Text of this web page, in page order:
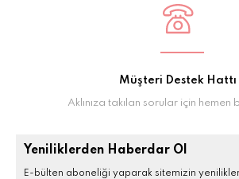
Müşteri Destek Hattı
Aklınıza takılan sorular için hemen
Yeniliklerden Haberdar Ol
E-bülten aboneliği yaparak sitemizin